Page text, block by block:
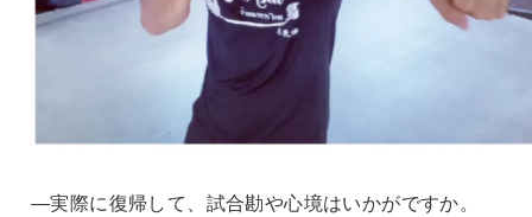
―実際に復帰して、試合勘や心境はいかがですか。